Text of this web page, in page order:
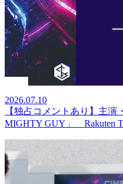
2026.07.10
【独占コメントあり】主
MIGHTY GUY」 Rakuten